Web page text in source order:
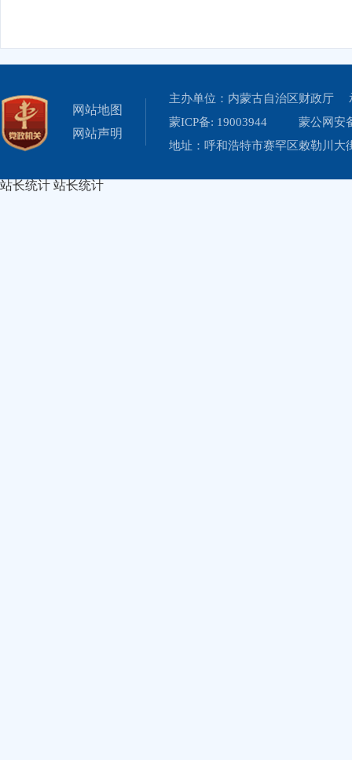
网站地图
网站声明
主办单位：内蒙古自治区财政厅
蒙ICP备: 19003944
蒙公网安
地址：呼和浩特市赛罕区敕勒川
站长统计 站长统计